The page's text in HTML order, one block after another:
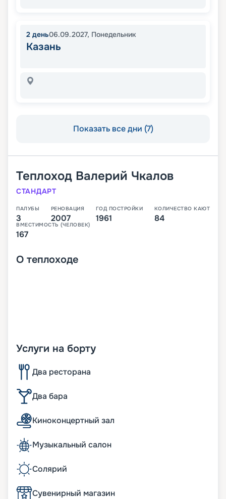
2 день06.09.2027, Понедельник
Казань
Показать все дни (7)
Теплоход Валерий Чкалов
СТАНДАРТ
ПАЛУБЫ
3
РЕНОВАЦИЯ
2007
ГОД ПОСТРОЙКИ
1961
КОЛИЧЕСТВО КАЮТ
84
ВМЕСТИМОСТЬ (ЧЕЛОВЕК)
167
О теплоходе
Услуги на борту
Два ресторана
Два бара
Киноконцертный зал
Музыкальный салон
Солярий
Сувенирный магазин